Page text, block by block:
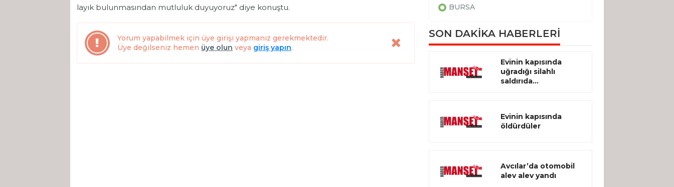
layık bulunmasından mutluluk duyuyoruz" diye konuştu.
Yorum yapabilmek için üye girişi yapmanız gerekmektedir.
Üye değilseniz hemen üye olun veya giriş yapın.
BURSA BURSA
SON DAKİKA HABERLERİ
Evinin kapısında
uğradığı silahlı
saldırıda...
Evinin kapısında
öldürdüler
Avcılar’da otomobil
alev alev yandı